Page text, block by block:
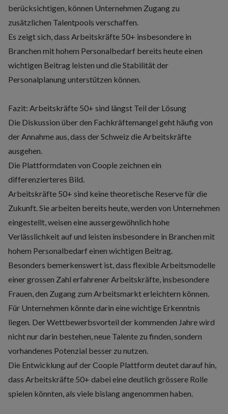
berücksichtigen, können Unternehmen Zugang zu
zusätzlichen Talentpools verschaffen.
Es zeigt sich, dass Arbeitskräfte 50+ insbesondere in
Branchen mit hohem Personalbedarf bereits heute einen
wichtigen Beitrag leisten und die Stabilität der
Personalplanung unterstützen können.
Fazit: Arbeitskräfte 50+ sind längst Teil der Lösung
Die Diskussion über den Fachkräftemangel geht häufig von
der Annahme aus, dass der Schweiz die Arbeitskräfte
ausgehen.
Die Plattformdaten von Coople zeichnen ein
differenzierteres Bild.
Arbeitskräfte 50+ sind keine theoretische Reserve für die
Zukunft. Sie arbeiten bereits heute, werden von Unternehmen
eingestellt, weisen eine aussergewöhnlich hohe
Verlässlichkeit auf und leisten insbesondere in Branchen mit
hohem Personalbedarf einen wichtigen Beitrag.
Besonders bemerkenswert ist, dass flexible Arbeitsmodelle
einer grossen Zahl erfahrener Arbeitskräfte, insbesondere
Frauen, den Zugang zum Arbeitsmarkt erleichtern können.
Für Unternehmen könnte darin eine wichtige Erkenntnis
liegen. Der Wettbewerbsvorteil der kommenden Jahre wird
nicht nur darin bestehen, neue Talente zu finden, sondern
vorhandenes Potenzial besser zu nutzen.
Die Entwicklung auf der Coople Plattform deutet darauf hin,
dass Arbeitskräfte 50+ dabei eine deutlich grössere Rolle
spielen könnten, als viele bislang angenommen haben.